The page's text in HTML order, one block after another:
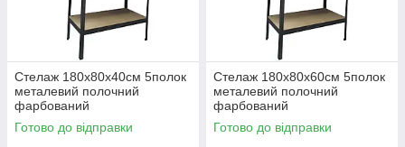
Стелаж 180x80x40см 5полок
металевий полочний
фарбований
Готово до відправки
Стелаж 180x80x60см 5полок
металевий полочний
фарбований
Готово до відправки